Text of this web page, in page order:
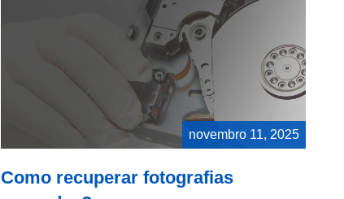
novembro 11, 2025
Como recuperar fotografias